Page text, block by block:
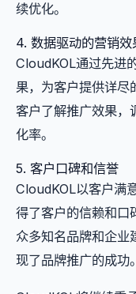
续优化。
4. 数据驱动的营销效
CloudKOL通过先进
果，为客户提供详尽
客户了解推广效果，
化率。
5. 客户口碑和信誉
CloudKOL以客户满
得了客户的信赖和口
众多知名品牌和企业
现了品牌推广的成功。